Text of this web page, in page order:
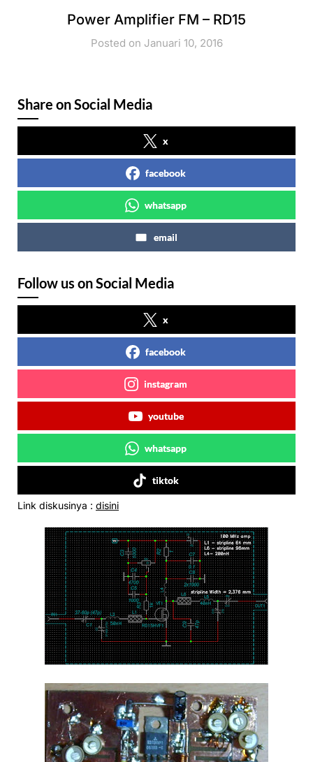
Power Amplifier FM – RD15
Posted on Januari 10, 2016
Share on Social Media
x
facebook
whatsapp
email
Follow us on Social Media
x
facebook
instagram
youtube
whatsapp
tiktok
Link diskusinya : disini